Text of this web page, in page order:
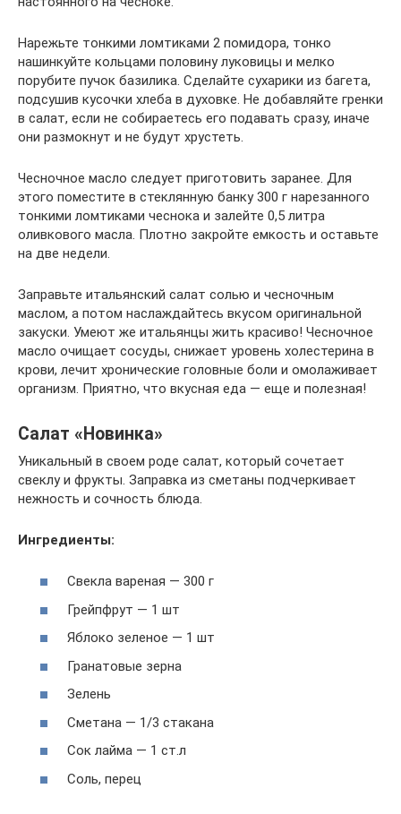
Нарежьте тонкими ломтиками 2 помидора, тонко
нашинкуйте кольцами половину луковицы и мелко
порубите пучок базилика. Сделайте сухарики из багета,
подсушив кусочки хлеба в духовке. Не добавляйте гренки
в салат, если не собираетесь его подавать сразу, иначе
они размокнут и не будут хрустеть.
Чесночное масло следует приготовить заранее. Для
этого поместите в стеклянную банку 300 г нарезанного
тонкими ломтиками чеснока и залейте 0,5 литра
оливкового масла. Плотно закройте емкость и оставьте
на две недели.
Заправьте итальянский салат солью и чесночным
маслом, а потом наслаждайтесь вкусом оригинальной
закуски. Умеют же итальянцы жить красиво! Чесночное
масло очищает сосуды, снижает уровень холестерина в
крови, лечит хронические головные боли и омолаживает
организм. Приятно, что вкусная еда — еще и полезная!
Салат «Новинка»
Уникальный в своем роде салат, который сочетает
свеклу и фрукты. Заправка из сметаны подчеркивает
нежность и сочность блюда.
Ингредиенты:
Свекла вареная — 300 г
Грейпфрут — 1 шт
Яблоко зеленое — 1 шт
Гранатовые зерна
Зелень
Сметана — 1/3 стакана
Сок лайма — 1 ст.л
Соль, перец